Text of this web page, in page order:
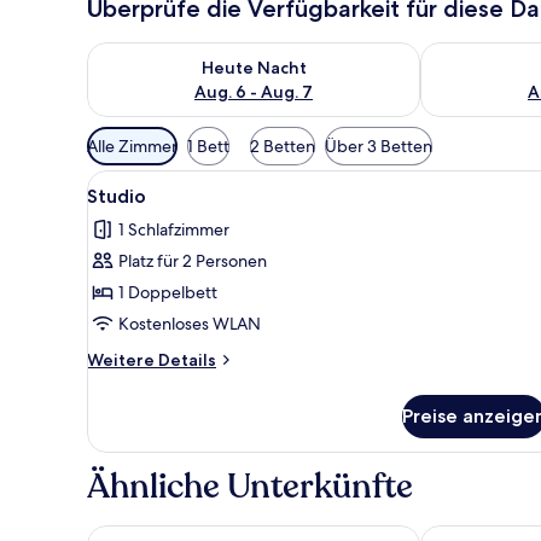
Überprüfe die Verfügbarkeit für diese
Heute Nacht
Aug. 6 - Aug. 7
Überprüfe die Verfügbarkeit für heute Nacht, Aug. 6
Überprüfe
Verfügbare
Filter
für
Zimmer
Alle Zimmer 1 Bett 2 Betten Über 3 Betten
Alle
Fotos
für
Studio
anzeigen
Ein Hotelzimmer mit einem
7
Studio
1 Schlafzimmer
Platz für 2 Personen
1 Doppelbett
Kostenloses WLAN
Weitere Details
Weitere
Preise
Ähnliche Unterkünfte